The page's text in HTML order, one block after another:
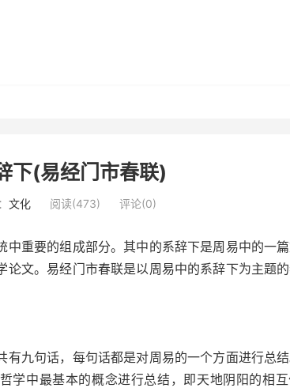
下(易经门市春联)
文化 阅读(473) 评论(0)
重要的组成部分。其中的系辞下是周易中的一
文。易经门市春联是以周易中的系辞下为主题
九句话，每句话都是对周易的一个方面进行总
学中最基本的概念进行总结，即天地阴阳的相